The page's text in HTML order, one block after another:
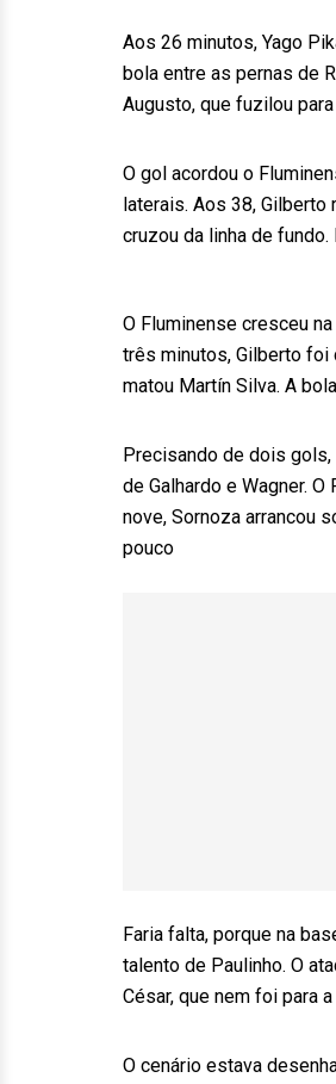
Aos 26 minutos, Yago
bola entre as pernas de
Augusto, que fuzilou para
O gol acordou o
laterais. Aos 38, Gilberto
cruzou da linha de
O Fluminense cresceu
três minutos, Gilberto foi
matou Martín Silva. A
Precisando de dois gols,
de Galhardo e Wagner.
nove, Sornoza arrancou
pouco
Faria falta, porque na
talento de Paulinho. O
César, que nem foi para a
O cenário estava